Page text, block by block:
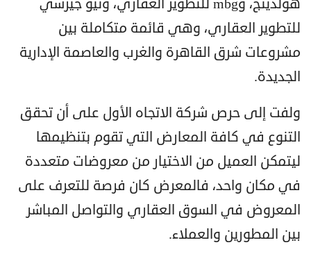
للتطوير العقاري، وهي قائمة متكاملة بين
مشروعات شرق القاهرة والغرب والعاصمة الإدارية
الجديدة.
ولفت إلى حرص شركة الاتجاه الأول على أن تحقق
التنوع في كافة المعارض التي تقوم بتنظيمها
ليتمكن العميل من الاختيار من معروضات متعددة
في مكان واحد، فالمعرض كان فرصة للتعرف على
المعروض في السوق العقاري والتواصل المباشر
بين المطورين والعملاء.